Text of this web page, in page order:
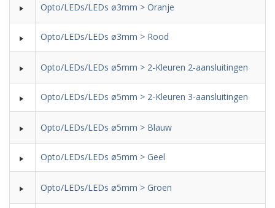
Opto/LEDs/LEDs ø3mm > Oranje
Opto/LEDs/LEDs ø3mm > Rood
Opto/LEDs/LEDs ø5mm > 2-Kleuren 2-aansluitingen
Opto/LEDs/LEDs ø5mm > 2-Kleuren 3-aansluitingen
Opto/LEDs/LEDs ø5mm > Blauw
Opto/LEDs/LEDs ø5mm > Geel
Opto/LEDs/LEDs ø5mm > Groen